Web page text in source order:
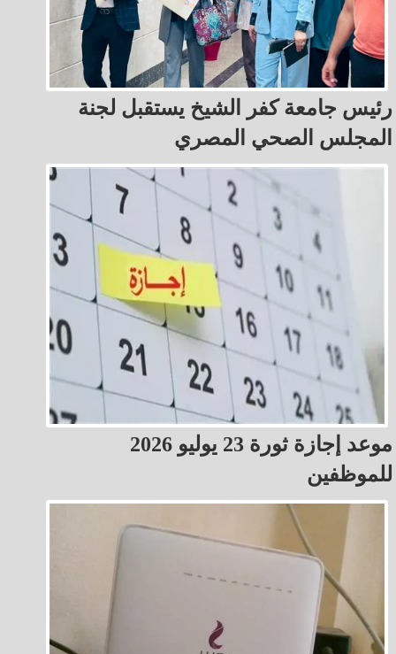
رئيس جامعة كفر الشيخ يستقبل لجنة
المجلس الصحي المصري
موعد إجازة ثورة 23 يوليو 2026
للموظفين